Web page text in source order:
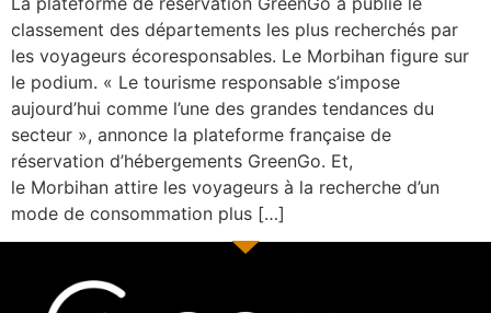
classement des départements les plus recherchés par
les voyageurs écoresponsables. Le Morbihan figure sur
le podium. « Le tourisme responsable s’impose
aujourd’hui comme l’une des grandes tendances du
secteur », annonce la plateforme française de
réservation d’hébergements GreenGo. Et,
le Morbihan attire les voyageurs à la recherche d’un
mode de consommation plus […]